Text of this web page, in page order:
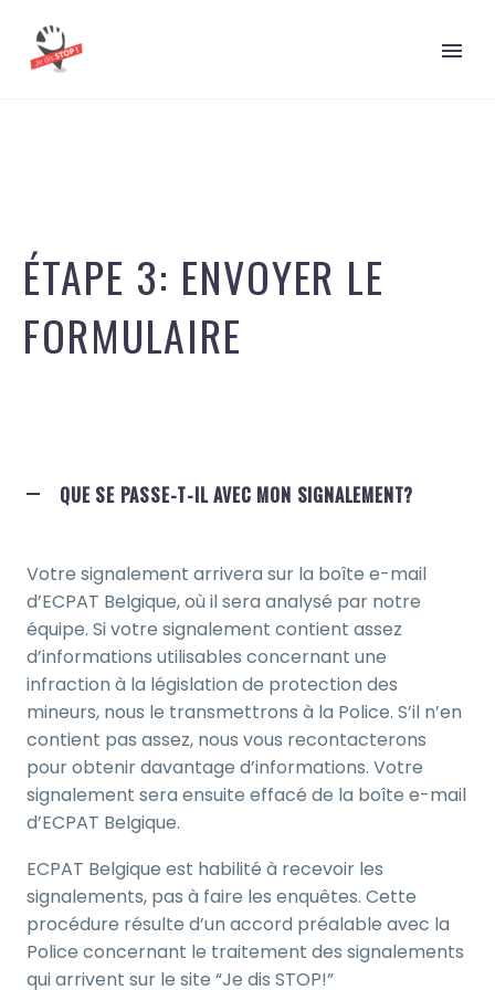
ÉTAPE 3: ENVOYER LE
FORMULAIRE
QUE SE PASSE-T-IL AVEC MON SIGNALEMENT?
Votre signalement arrivera sur la boîte e-mail
d’ECPAT Belgique, où il sera analysé par notre
équipe. Si votre signalement contient assez
d’informations utilisables concernant une
infraction à la législation de protection des
mineurs, nous le transmettrons à la Police. S’il n’en
contient pas assez, nous vous recontacterons
pour obtenir davantage d’informations. Votre
signalement sera ensuite effacé de la boîte e-mail
d’ECPAT Belgique.
ECPAT Belgique est habilité à recevoir les
signalements, pas à faire les enquêtes. Cette
procédure résulte d’un accord préalable avec la
Police concernant le traitement des signalements
qui arrivent sur le site “Je dis STOP!”